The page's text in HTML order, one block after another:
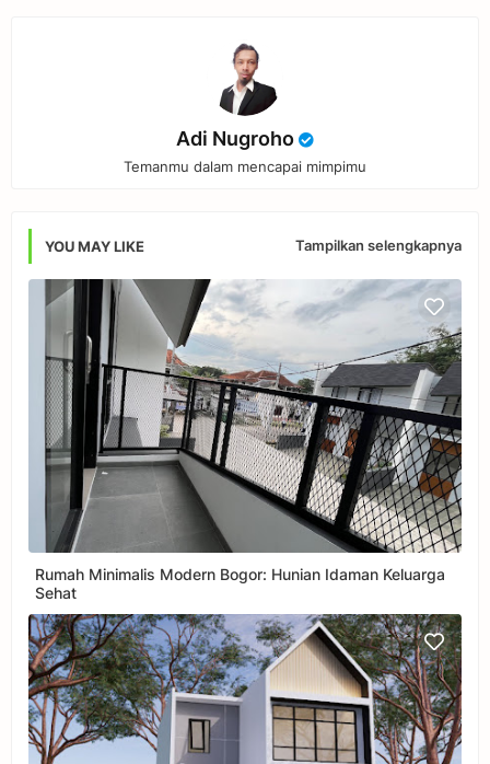
Adi Nugroho
Temanmu dalam mencapai mimpimu
YOU MAY LIKE Tampilkan selengkapnya
Rumah Minimalis Modern Bogor: Hunian Idaman Keluarga
Sehat